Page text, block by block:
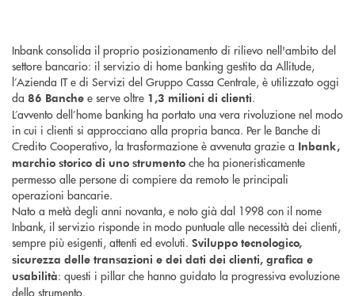
Inbank consolida il proprio posizionamento di rilievo nell'ambito del
settore bancario: il servizio di home banking gestito da Allitude,
l’Azienda IT e di Servizi del Gruppo Cassa Centrale, è utilizzato oggi
da 86 Banche e serve oltre 1,3 milioni di clienti.
L’avvento dell’home banking ha portato una vera rivoluzione nel modo
in cui i clienti si approcciano alla propria banca. Per le Banche di
Credito Cooperativo, la trasformazione è avvenuta grazie a Inbank,
marchio storico di uno strumento che ha pioneristicamente
permesso alle persone di compiere da remoto le principali
operazioni bancarie.
Nato a metà degli anni novanta, e noto già dal 1998 con il nome
Inbank, il servizio risponde in modo puntuale alle necessità dei clienti,
sempre più esigenti, attenti ed evoluti. Sviluppo tecnologico,
sicurezza delle transazioni e dei dati dei clienti, grafica e
usabilità: questi i pillar che hanno guidato la progressiva evoluzione
dello strumento.